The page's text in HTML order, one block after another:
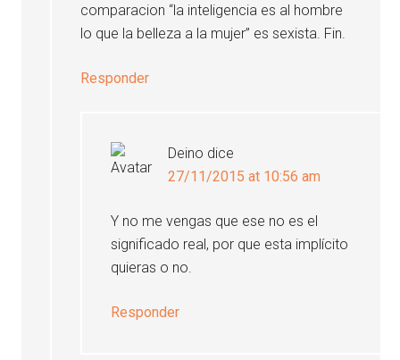
comparacion “la inteligencia es al hombre
lo que la belleza a la mujer” es sexista. Fin.
Responder
Deino dice
27/11/2015 at 10:56 am
Y no me vengas que ese no es el
significado real, por que esta implícito
quieras o no.
Responder